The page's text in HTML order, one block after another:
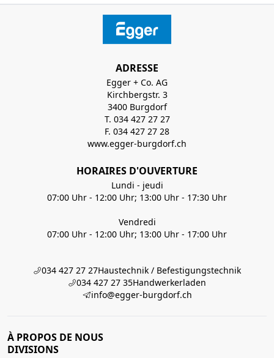
ADRESSE
Egger + Co. AG
Kirchbergstr. 3
3400 Burgdorf
T. 034 427 27 27
F. 034 427 27 28
www.egger-burgdorf.ch
HORAIRES D'OUVERTURE
Lundi - jeudi
07:00 Uhr - 12:00 Uhr; 13:00 Uhr - 17:30 Uhr
Vendredi
07:00 Uhr - 12:00 Uhr; 13:00 Uhr - 17:00 Uhr
034 427 27 27Haustechnik / Befestigungstechnik
034 427 27 35Handwerkerladen
info@egger-burgdorf.ch
À PROPOS DE NOUS
DIVISIONS